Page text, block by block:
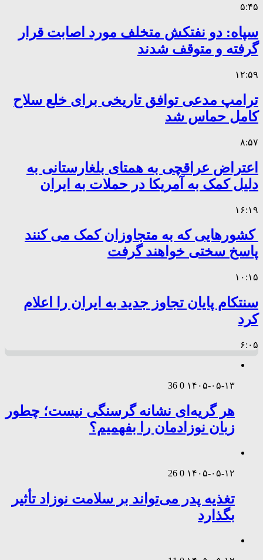
۵:۴۵
سپاه: دو نفتکش متخلف مورد اصابت قرار
گرفته و متوقف شدند
۱۲:۵۹
ترامپ مدعی توافق تاریخی برای خلع سلاح
کامل حماس شد
۸:۵۷
اعتراض عراقچی به همتای بلغارستانی به
دلیل کمک به آمریکا در حملات به ایران
۱۶:۱۹
کشورهایی که به متجاوزان کمک می کنند
پاسخ سختی خواهند گرفت
۱۰:۱۵
سنتکام پایان تجاوز جدید به ایران را اعلام
کرد
۶:۰۵
۱۴۰۵-۰۵-۱۳ 0
36
هر گریه‌ای نشانه گرسنگی نیست؛ چطور
زبان نوزادمان را بفهمیم؟
۱۴۰۵-۰۵-۱۲ 0
26
تغذیه پدر می‌تواند بر سلامت نوزاد تأثیر
بگذارد